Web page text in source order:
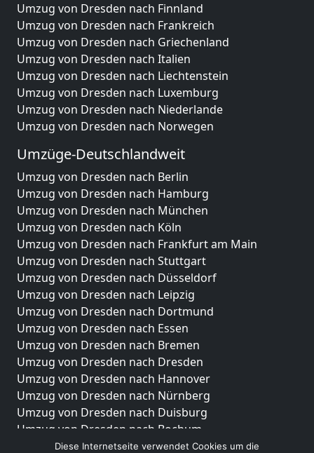
Umzug von Dresden nach Finnland
Umzug von Dresden nach Frankreich
Umzug von Dresden nach Griechenland
Umzug von Dresden nach Italien
Umzug von Dresden nach Liechtenstein
Umzug von Dresden nach Luxemburg
Umzug von Dresden nach Niederlande
Umzug von Dresden nach Norwegen
Umzüge-Deutschlandweit
Umzug von Dresden nach Berlin
Umzug von Dresden nach Hamburg
Umzug von Dresden nach München
Umzug von Dresden nach Köln
Umzug von Dresden nach Frankfurt am Main
Umzug von Dresden nach Stuttgart
Umzug von Dresden nach Düsseldorf
Umzug von Dresden nach Leipzig
Umzug von Dresden nach Dortmund
Umzug von Dresden nach Essen
Umzug von Dresden nach Bremen
Umzug von Dresden nach Dresden
Umzug von Dresden nach Hannover
Umzug von Dresden nach Nürnberg
Umzug von Dresden nach Duisburg
Umzug von Dresden nach Bochum
Umzug von Dresden nach Wuppertal
Diese Internetseite verwendet Cookies um die